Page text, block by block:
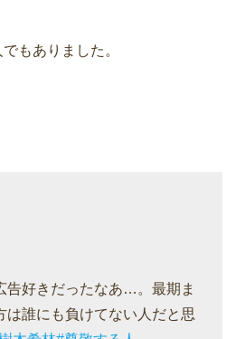
もありました。
告好きだったなあ…。最期ま
は誰にも負けてない人だと思